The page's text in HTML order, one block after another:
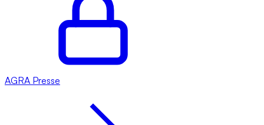
AGRA Presse